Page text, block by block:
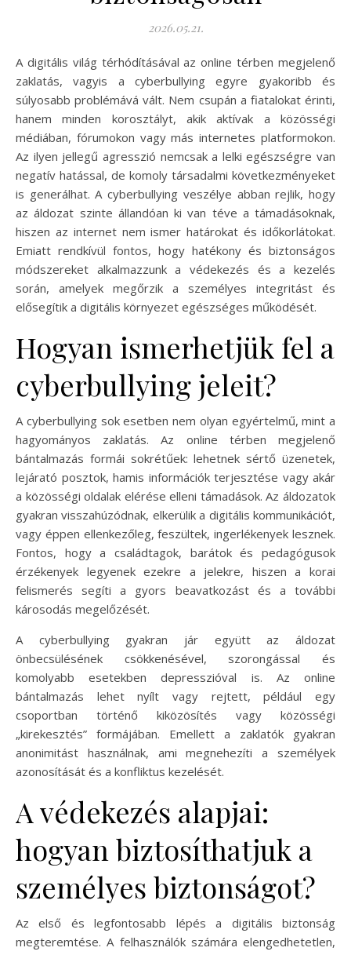
2026.05.21.
A digitális világ térhódításával az online térben megjelenő
zaklatás, vagyis a cyberbullying egyre gyakoribb és
súlyosabb problémává vált. Nem csupán a fiatalokat érinti,
hanem minden korosztályt, akik aktívak a közösségi
médiában, fórumokon vagy más internetes platformokon.
Az ilyen jellegű agresszió nemcsak a lelki egészségre van
negatív hatással, de komoly társadalmi következményeket
is generálhat. A cyberbullying veszélye abban rejlik, hogy
az áldozat szinte állandóan ki van téve a támadásoknak,
hiszen az internet nem ismer határokat és időkorlátokat.
Emiatt rendkívül fontos, hogy hatékony és biztonságos
módszereket alkalmazzunk a védekezés és a kezelés
során, amelyek megőrzik a személyes integritást és
elősegítik a digitális környezet egészséges működését.
Hogyan ismerhetjük fel a
cyberbullying jeleit?
A cyberbullying sok esetben nem olyan egyértelmű, mint a
hagyományos zaklatás. Az online térben megjelenő
bántalmazás formái sokrétűek: lehetnek sértő üzenetek,
lejárató posztok, hamis információk terjesztése vagy akár
a közösségi oldalak elérése elleni támadások. Az áldozatok
gyakran visszahúzódnak, elkerülik a digitális kommunikációt,
vagy éppen ellenkezőleg, feszültek, ingerlékenyek lesznek.
Fontos, hogy a családtagok, barátok és pedagógusok
érzékenyek legyenek ezekre a jelekre, hiszen a korai
felismerés segíti a gyors beavatkozást és a további
károsodás megelőzését.
A cyberbullying gyakran jár együtt az áldozat
önbecsülésének csökkenésével, szorongással és
komolyabb esetekben depresszióval is. Az online
bántalmazás lehet nyílt vagy rejtett, például egy
csoportban történő kiközösítés vagy közösségi
„kirekesztés” formájában. Emellett a zaklatók gyakran
anonimitást használnak, ami megnehezíti a személyek
azonosítását és a konfliktus kezelését.
A védekezés alapjai:
hogyan biztosíthatjuk a
személyes biztonságot?
Az első és legfontosabb lépés a digitális biztonság
megteremtése. A felhasználók számára elengedhetetlen,